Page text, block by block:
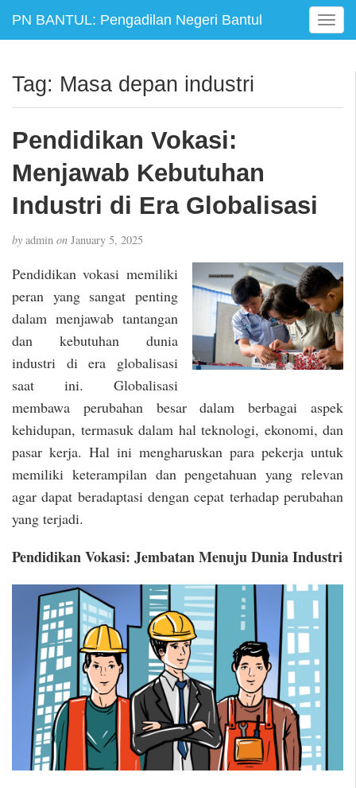
PN BANTUL: Pengadilan Negeri Bantul
T
o
e
o
n
Tag: Masa depan industri
Pendidikan Vokasi:
Menjawab Kebutuhan
Industri di Era Globalisasi
by admin on January 5, 2025
Pendidikan vokasi memiliki
peran yang sangat penting
dalam menjawab tantangan
dan kebutuhan dunia
industri di era globalisasi
saat ini. Globalisasi
membawa perubahan besar dalam berbagai aspek
kehidupan, termasuk dalam hal teknologi, ekonomi, dan
pasar kerja. Hal ini mengharuskan para pekerja untuk
memiliki keterampilan dan pengetahuan yang relevan
agar dapat beradaptasi dengan cepat terhadap perubahan
yang terjadi.
Pendidikan Vokasi: Jembatan Menuju Dunia Industri